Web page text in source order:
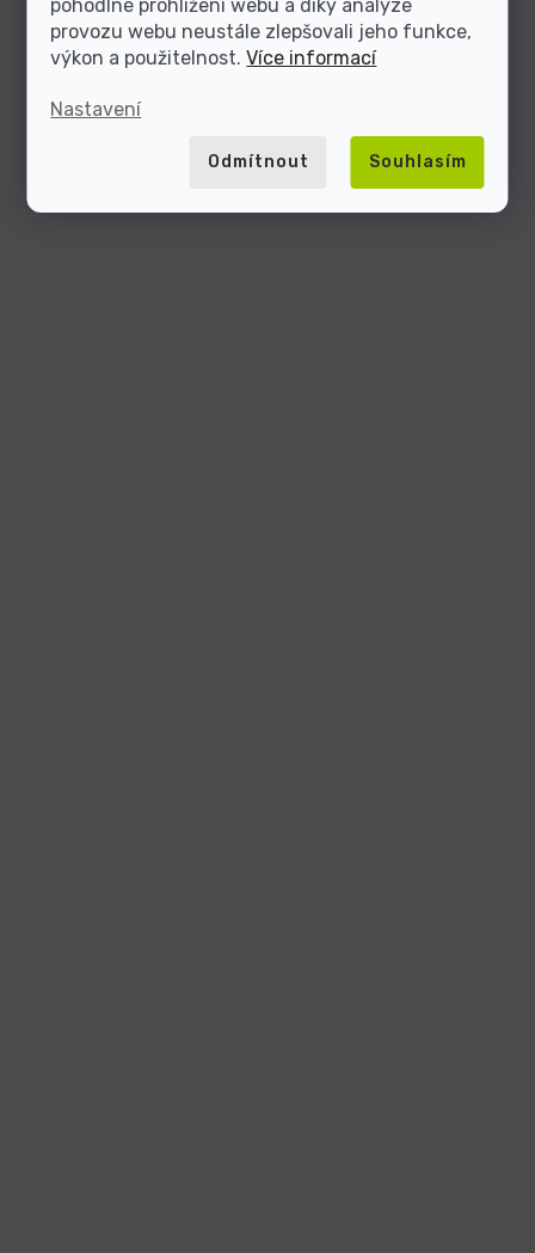
pohodlné prohlížení webu a díky analýze
provozu webu neustále zlepšovali jeho funkce,
výkon a použitelnost.Více informací
Nastavení
Odmítnout Souhlasím